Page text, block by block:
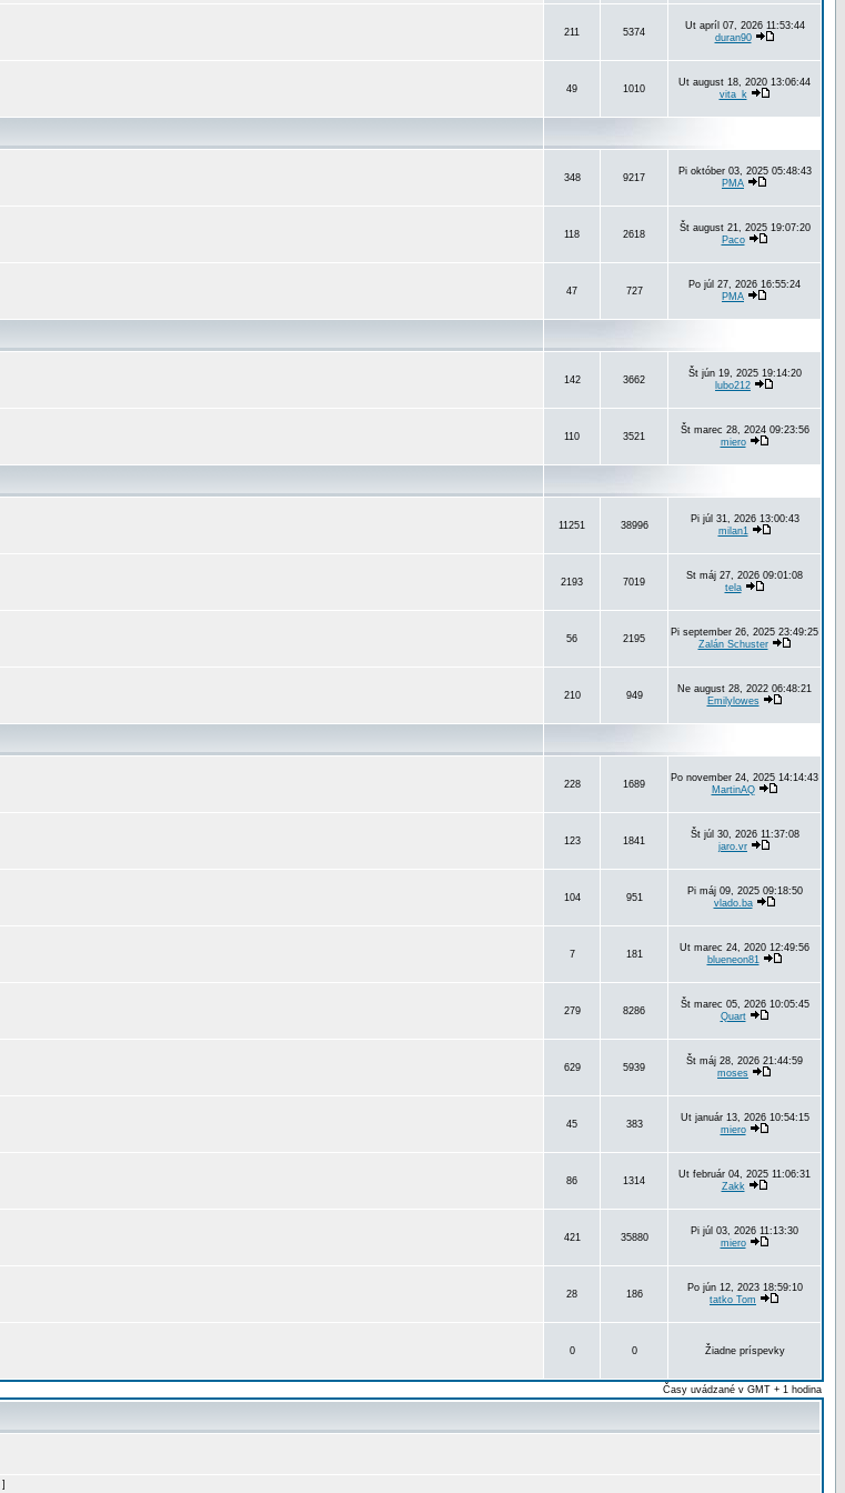
211 5374
Ut apríl 07, 2026 11:53:44
duran90
49 1010
Ut august 18, 2020 13:06:44
vita_k
348 9217
Pi október 03, 2025 05:48:43
PMA
118 2618
Št august 21, 2025 19:07:20
Paco
47 727
Po júl 27, 2026 16:55:24
PMA
142 3662
Št jún 19, 2025 19:14:20
lubo212
110 3521
Št marec 28, 2024 09:23:56
miero
11251 38996
Pi júl 31, 2026 13:00:43
milan1
2193 7019
St máj 27, 2026 09:01:08
tela
56 2195
Pi september 26, 2025 23:49:25
Zalán Schuster
210 949
Ne august 28, 2022 06:48:21
Emilylowes
228 1689
Po november 24, 2025 14:14:43
MartinAQ
123 1841
Št júl 30, 2026 11:37:08
jaro.vr
104 951
Pi máj 09, 2025 09:18:50
vlado.ba
7 181
Ut marec 24, 2020 12:49:56
blueneon81
279 8286
Št marec 05, 2026 10:05:45
Quart
629 5939
Št máj 28, 2026 21:44:59
moses
45 383
Ut január 13, 2026 10:54:15
miero
86 1314
Ut február 04, 2025 11:06:31
Zakk
421 35880
Pi júl 03, 2026 11:13:30
miero
28 186
Po jún 12, 2023 18:59:10
tatko Tom
0 0 Žiadne príspevky
Časy uvádzané v GMT + 1 hodina
]